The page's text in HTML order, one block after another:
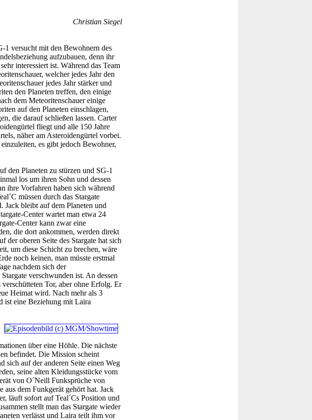
Christian Siegel
1 versucht mit den Bewohnern des
aufzubauen, denn ihr
interessiert ist. Während das Team
welcher jedes Jahr den
jedes Jahr stärker und
den Planeten treffen, den einige
dem Meteoritenschauer einige
auf den Planeten einschlagen,
die darauf schließen lassen. Carter
fliegt und alle 150 Jahre
näher am Asteroidengürtel vorbei.
es gibt jedoch Bewohner,
den Planeten zu stürzen und SG-1
los um ihren Sohn und dessen
ihre Vorfahren haben sich während
müssen durch das Stargate
bleibt auf dem Planeten und
Center wartet man etwa 24
Center kann zwar eine
die dort ankommen, werden direkt
der oberen Seite des Stargate hat sich
um diese Schicht zu brechen, wäre
noch keinen, man müsste erstmal
nachdem sich der
verschwunden ist. An dessen
Tor, aber ohne Erfolg. Er
Heimat wird. Nach mehr als 3
ist eine Beziehung mit Laira
über eine Höhle. Die nächste
befindet. Die Mission scheint
sich auf der anderen Seite einen Weg
seine alten Kleidungsstücke vom
von O´Neill Funksprüche von
aus dem Funkgerät gehört hat. Jack
läuft sofort auf Teal´Cs Position und
stellt man das Stargate wieder
verlässt und Laira teilt ihm vor